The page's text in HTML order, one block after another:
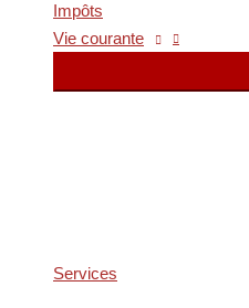
Impôts
Vie courante
Services